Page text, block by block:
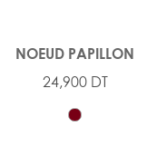
NOEUD PAPILLON
24,900 DT